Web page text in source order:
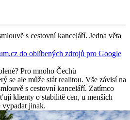
s cestovní kanceláří. Jedna věta
do oblíbených zdrojů pro Google
Pro mnoho Čechů
se ale může stát realitou. Vše závisí na
s cestovní kanceláří. Zatímco
klienty o stabilitě cen, u menších
vypadat jinak.